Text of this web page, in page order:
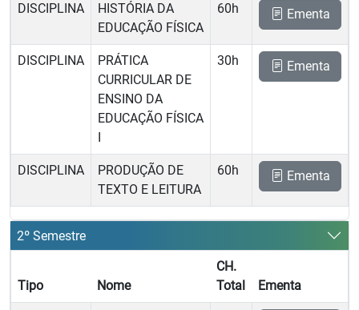
DISCIPLINA
HISTÓRIA DA
EDUCAÇÃO FÍSICA
60h Ementa
DISCIPLINA
PRÁTICA
CURRICULAR DE
ENSINO DA
EDUCAÇÃO FÍSICA
I
30h Ementa
DISCIPLINA
PRODUÇÃO DE
TEXTO E LEITURA
60h Ementa
2º Semestre
Tipo Nome
CH.
Total
Ementa